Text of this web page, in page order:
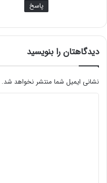
پاسخ
دیدگاهتان را بنویسید
نشانی ایمیل شما منتشر نخواهد شد.